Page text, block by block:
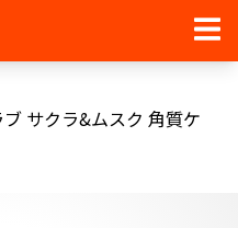
サクラ&ムスク 角質ケ